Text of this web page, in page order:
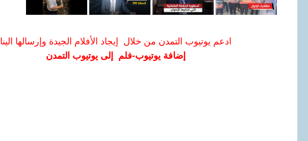
ادعم يوتيوب التمدن من خلال إيجاد الأفلام الجيدة وإرسالها الينا
إضافة يوتيوب-فلم إلى يوتيوب التمدن